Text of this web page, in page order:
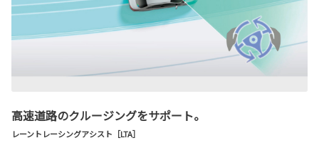
高速道路のクルージングをサポート。
レーントレーシングアシスト［LTA］